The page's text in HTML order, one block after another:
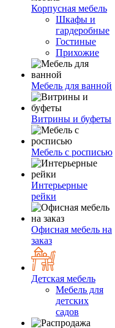
Корпусная мебель
Шкафы и
гардеробные
Гостиные
Прихожие
Мебель для ванной
Витрины и буфеты
Мебель с росписью
Интерьерные
рейки
Офисная мебель на
заказ
Детская мебель
Мебель для
детских
садов